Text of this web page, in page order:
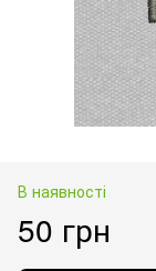
В наявності
50 грн